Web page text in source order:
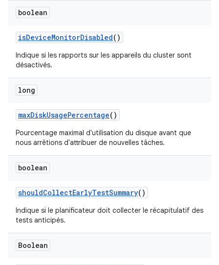
boolean
isDeviceMonitorDisabled()
Indique si les rapports sur les appareils du cluster sont
désactivés.
long
maxDiskUsagePercentage()
Pourcentage maximal d'utilisation du disque avant que
nous arrêtions d'attribuer de nouvelles tâches.
boolean
shouldCollectEarlyTestSummary()
Indique si le planificateur doit collecter le récapitulatif des
tests anticipés.
Boolean